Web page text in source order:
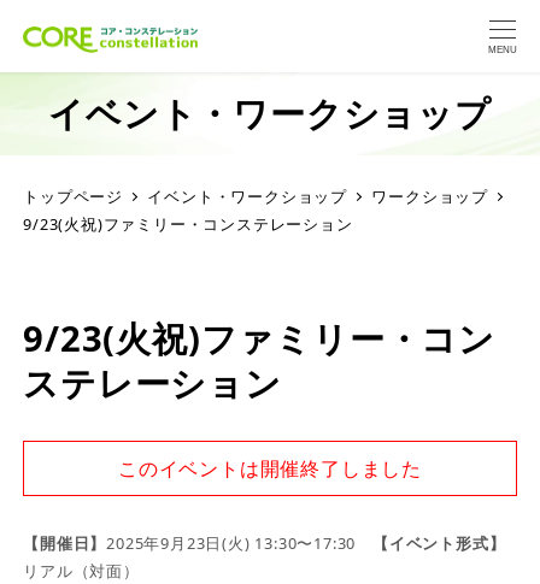
MENU
イベント・ワークショップ
トップページ イベント・ワークショップ
ワークショップ
9/23(火祝)ファミリー・コンステレーション
9/23(火祝)ファミリー・コン
ステレーション
このイベントは開催終了しました
【開催日】2025年9月23日(火) 13:30〜17:30
【イベント形式】
リアル（対面）